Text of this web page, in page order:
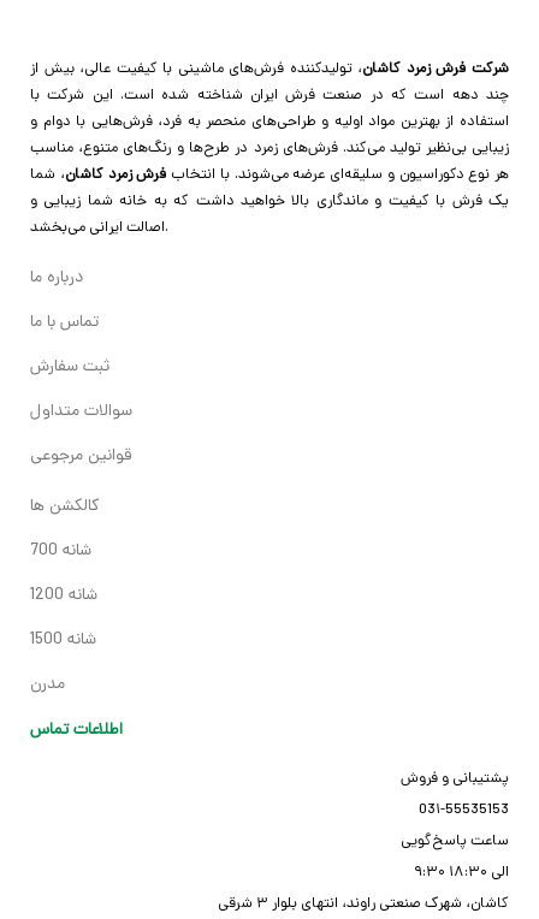
شرکت فرش زمرد کاشان، تولیدکننده فرش‌های ماشینی با کیفیت عالی، بیش از
چند دهه است که در صنعت فرش ایران شناخته شده است. این شرکت با
استفاده از بهترین مواد اولیه و طراحی‌های منحصر به فرد، فرش‌هایی با دوام و
زیبایی بی‌نظیر تولید می‌کند. فرش‌های زمرد در طرح‌ها و رنگ‌های متنوع، مناسب
هر نوع دکوراسیون و سلیقه‌ای عرضه می‌شوند. با انتخاب فرش زمرد کاشان، شما
یک فرش با کیفیت و ماندگاری بالا خواهید داشت که به خانه شما زیبایی و
اصالت ایرانی می‌بخشد.
درباره ما
تماس با ما
ثبت سفارش
سوالات متداول
قوانین مرجوعی
کالکشن ها
700 شانه
1200 شانه
1500 شانه
مدرن
اطلاعات تماس
پشتیبانی و فروش
03۱-55535153
ساعت پاسخ‌گویی
۹:۳۰ الی ۱۸:۳۰
کاشان، شهرک صنعتی راوند، انتهای بلوار ۳ شرقی